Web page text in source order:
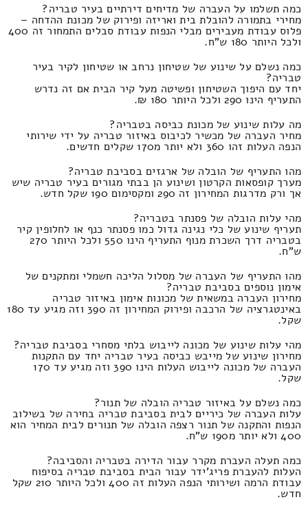
כמה תשלמו על העברה של מדיחים דירתיים בעיר טבריה?
מחירי בתמורה להובלת בית ואריזה ופירוק של מכונת ההדחה –
פלוס עבודת מעבירים מבלי הנפות עבודת סבלים התמחור זה 400
ולכל היותר 180 ש"ח.
כמה נשלם על שינוע של שטיחון נרחב או שטיחון לקיר בעיר
טבריה?
יחד עם היפוך השטיחון ופשיטה מעל קיר הבית אם זה נדרש
התעריף הינו 290 ולכל היותר 180 ₪.
מה עלות שינוע של מכונת כביסה בטבריה?
מחיר העברה של מכשיר לכיבוס באיזור טבריה על ידי שירותי
הנפה העלות זהו 360 ולא יותר מ170 שקלים חדשים.
מהו התעריף של הובלה של ארגזים בסביבת טבריה?
מערך קופסאות הקרטון ושינוע הן בבתי מגורים בעיר טבריה שיש
אך ורק מדרגות המחירון זה 290 ומקסימום 190 שקל חדש.
מהי עלות הובלה של פסנתר בטבריה?
תעריף שינוע של כלי נגינה גדול כמו פסנתר כנף או לחלופין קיר
בטבריה דרך השכרת מנוף התעריף הינו 550 ולכל היותר 270
ש"ח.
מהו התעריף של העברה של מסלול הליכה חשמלי ומתקנים של
אימון נוספים בסביבת טבריה?
מחירון העברה במשאית של מכונות אימון באיזור טבריה
באינטגרציה של הרכבה ופירוק המחירון זה 390 וזה מגיע עד 180
שקל.
מהי עלות שינוע של מכונה לייבוש בלתי מסחרי בסביבת טבריה?
מחירון שינוע של מייבש כביסה בעיר טבריה יחד עם התקנות
העברה של מכונה לייבוש העלות הינו 390 וזה מגיע עד 170
שקל.
כמה נשלם על באיזור טבריה הובלה של תנור?
עלות העברה של כיריים לבית בסביבת טבריה בחירה של בשילוב
הנפות והתקנה של תנור רצפה הובלה של תנורים לבית המחיר הוא
400 ולא יותר מ190 ש"ח.
כמה תעלה העברת מקרר עבור הדירה בטבריה והסביבה?
העלות להעברת פריג'ידר עבור הבית בסביבת טבריה בסיפוח
עבודת הרמה ושירותי הנפה העלות זה 400 ולכל היותר 210 שקל
חדש.